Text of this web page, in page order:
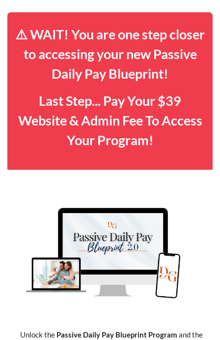
⚠️ WAIT! You are one step closer
to accessing your new Passive
Daily Pay Blueprint!
Last Step... Pay Your $39
Website & Admin Fee To Access
Your Program!
Unlock the Passive Daily Pay Blueprint Program and the